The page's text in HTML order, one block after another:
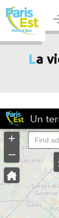
Aller
au
contenu
principal
La vie des Tiers Lieux sur le